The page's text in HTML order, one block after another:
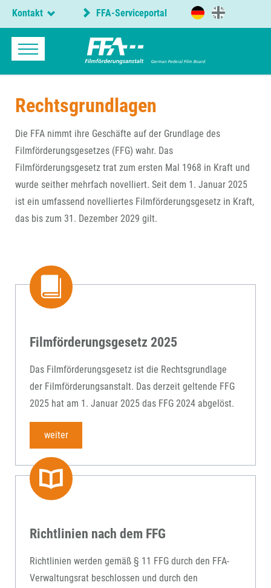
Kontakt FFA-Serviceportal
Rechtsgrundlagen
Die FFA nimmt ihre Geschäfte auf der Grundlage des
Filmförderungsgesetzes (FFG) wahr. Das
Filmförderungsgesetz trat zum ersten Mal 1968 in Kraft und
wurde seither mehrfach novelliert. Seit dem 1. Januar 2025
ist ein umfassend novelliertes Filmförderungsgesetz in Kraft,
das bis zum 31. Dezember 2029 gilt.
Filmförderungsgesetz 2025
Das Filmförderungsgesetz ist die Rechtsgrundlage
der Filmförderungsanstalt. Das derzeit geltende FFG
2025 hat am 1. Januar 2025 das FFG 2024 abgelöst.
weiter
Richtlinien nach dem FFG
Richtlinien werden gemäß § 11 FFG durch den FFA-
Verwaltungsrat beschlossen und durch den